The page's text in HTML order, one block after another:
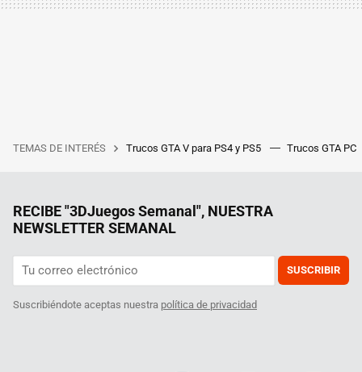
TEMAS DE INTERÉS Trucos GTA V para PS4 y PS5 Trucos GTA PC
RECIBE "3DJuegos Semanal", NUESTRA
NEWSLETTER SEMANAL
SUSCRIBIR
Suscribiéndote aceptas nuestra política de privacidad